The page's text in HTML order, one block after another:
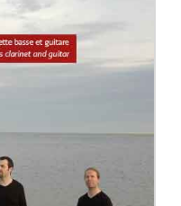
Concerto pour
Guitare et un autre